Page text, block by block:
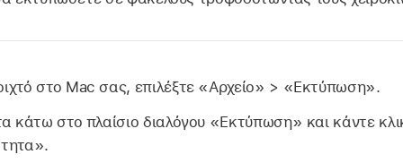
στο Mac σας, επιλέξτε «Αρχείο» > «Εκτύπωση».
κάτω στο πλαίσιο διαλόγου «Εκτύπωση» και κάντε